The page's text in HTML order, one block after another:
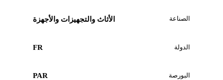
الصناعة الأثاث والتجهيزات والأجهزة
الدولة FR
البورصة PAR